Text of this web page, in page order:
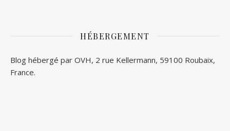
HÉBERGEMENT
Blog hébergé par OVH, 2 rue Kellermann, 59100 Roubaix,
France.